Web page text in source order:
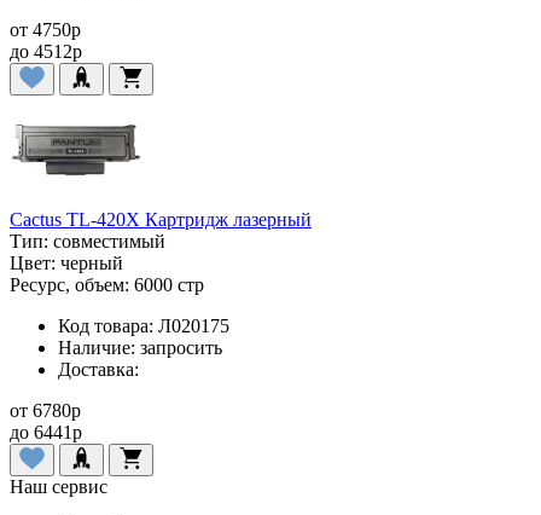
от 4750p
до 4512p
Cactus TL-420X Картридж лазерный
Тип: совместимый
Цвет: черный
Ресурс, объем: 6000 стр
Код товара: Л020175
Наличие: запросить
Доставка:
от 6780p
до 6441p
Наш сервис